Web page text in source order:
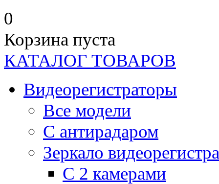
0
Корзина пуста
КАТАЛОГ ТОВАРОВ
Видеорегистраторы
Все модели
C антирадаром
Зеркало
С 2 камерами